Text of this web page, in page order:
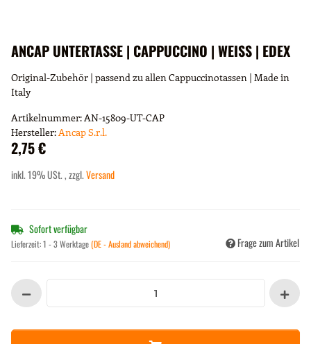
ANCAP UNTERTASSE | CAPPUCCINO | WEISS | EDEX
Original-Zubehör | passend zu allen Cappuccinotassen | Made in
Italy
Artikelnummer:AN-15809-UT-CAP
Hersteller:Ancap S.r.l.
2,75 €
inkl. 19% USt. , zzgl.Versand
Sofort verfügbar
Lieferzeit:1 - 3 Werktage(DE - Ausland abweichend) Frage zum Artikel